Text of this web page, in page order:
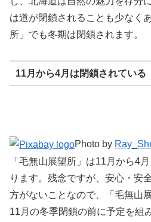
は道が閉鎖されることも少なく
所」でも冬期は閉鎖されます。
11月から4月は閉鎖されている
Photo by
「毛無山展望所」は11月から4
ります。残念ですが、安心・安
方がないことなので、「毛無山
11月の冬季閉鎖の前に予定を組